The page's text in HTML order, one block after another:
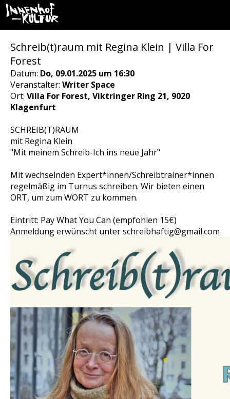
Schreib(t)raum mit Regina Klein | Villa For
Forest
Datum: Do, 09.01.2025 um 16:30
Veranstalter: Writer Space
Ort: Villa For Forest, Viktringer Ring 21, 9020
Klagenfurt
SCHREIB(T)RAUM
mit Regina Klein
"Mit meinem Schreib-Ich ins neue Jahr"
Mit wechselnden Expert*innen/Schreibtrainer*innen
regelmäßig im Turnus schreiben. Wir bieten einen
ORT, um zum WORT zu kommen.
Eintritt: Pay What You Can (empfohlen 15€)
Anmeldung erwünscht unter schreibhaftig@gmail.com